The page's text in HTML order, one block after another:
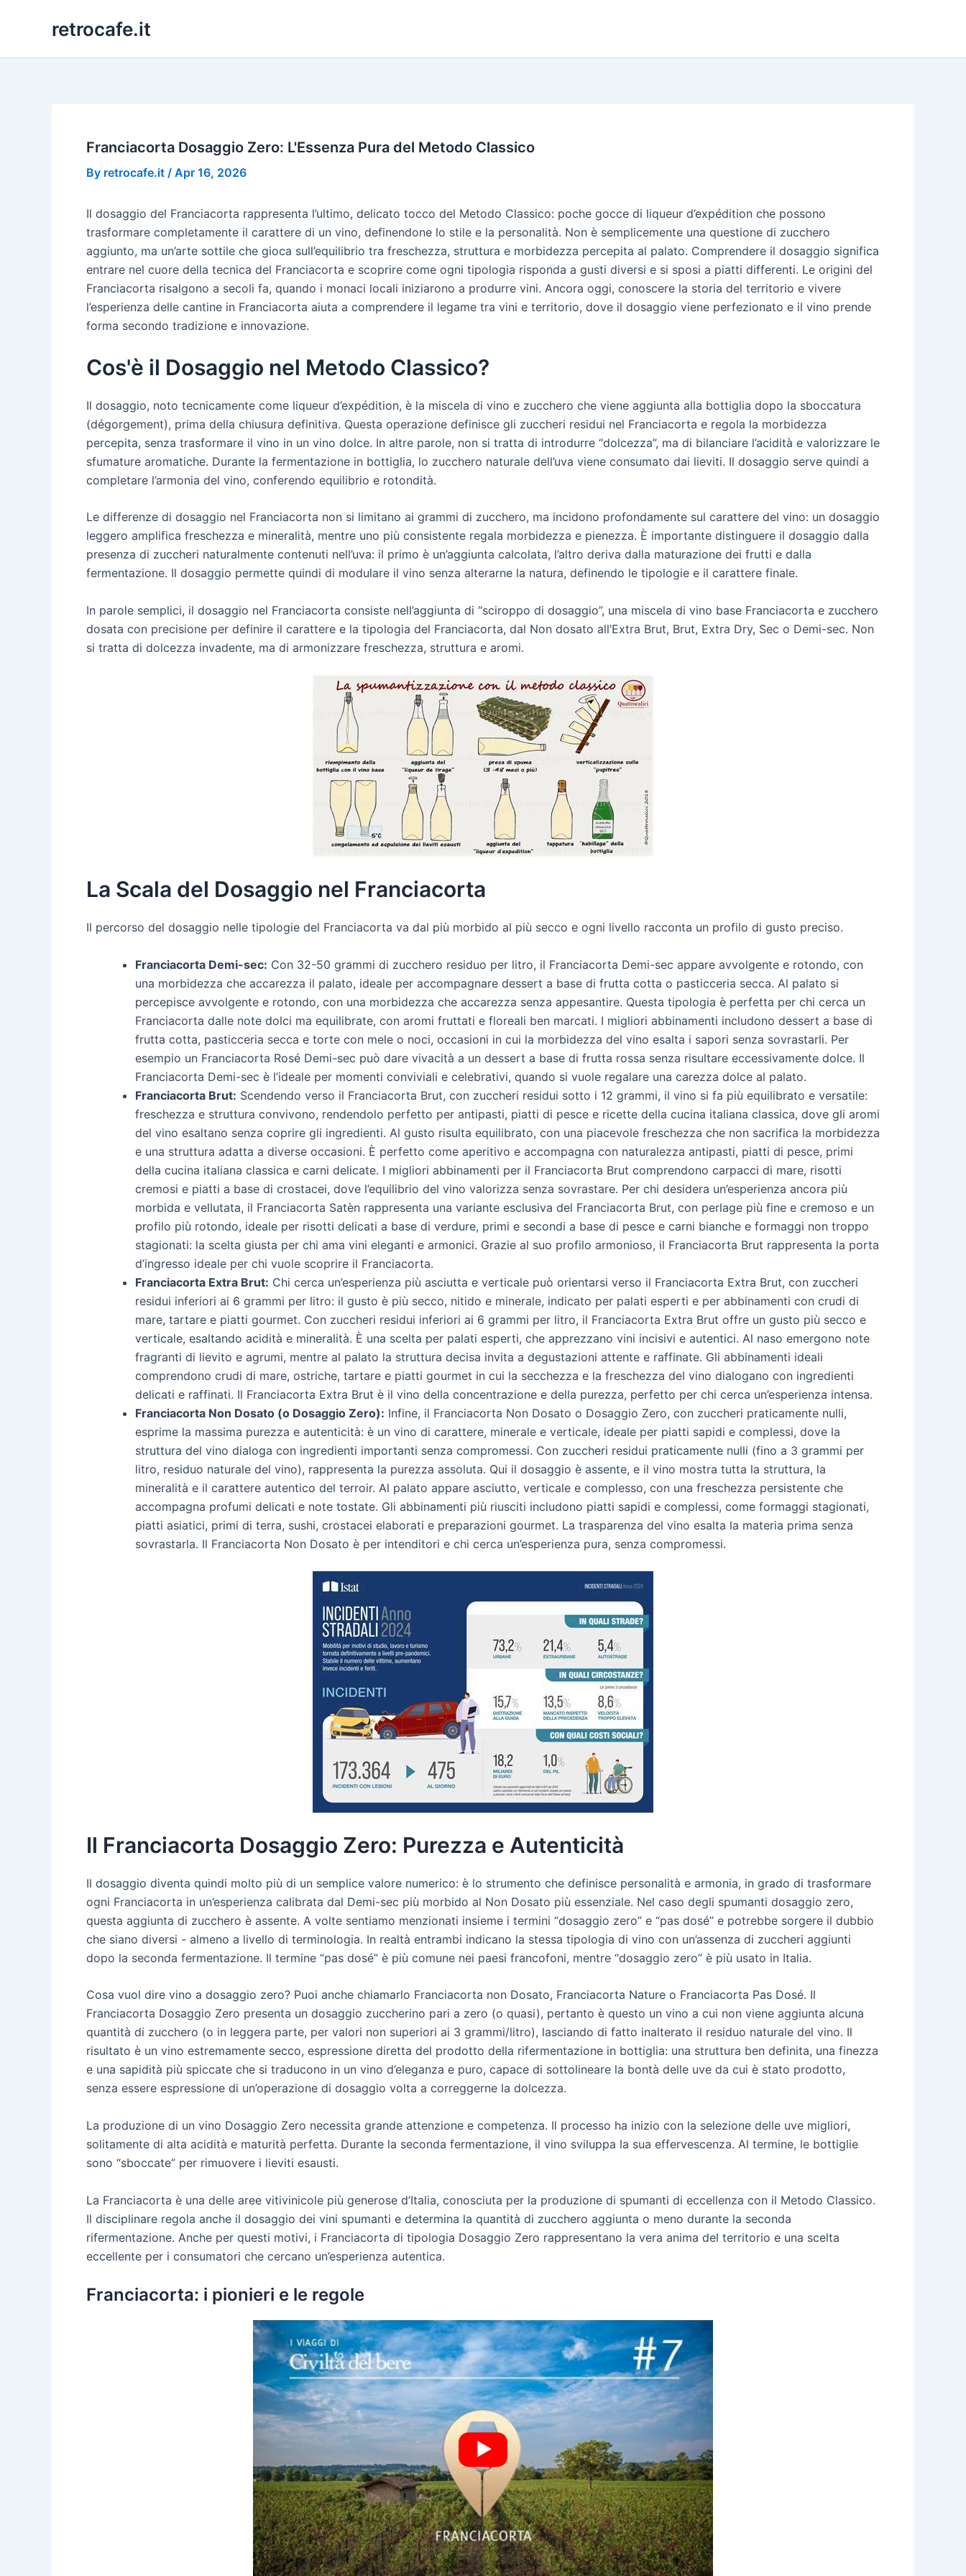
retrocafe.it
Franciacorta Dosaggio Zero: L'Essenza Pura del Metodo Classico
By retrocafe.it / Apr 16, 2026
Il dosaggio del Franciacorta rappresenta l’ultimo, delicato tocco del Metodo Classico: poche gocce di liqueur d’expédition che possono
trasformare completamente il carattere di un vino, definendone lo stile e la personalità. Non è semplicemente una questione di zucchero
aggiunto, ma un’arte sottile che gioca sull’equilibrio tra freschezza, struttura e morbidezza percepita al palato. Comprendere il dosaggio significa
entrare nel cuore della tecnica del Franciacorta e scoprire come ogni tipologia risponda a gusti diversi e si sposi a piatti differenti. Le origini del
Franciacorta risalgono a secoli fa, quando i monaci locali iniziarono a produrre vini. Ancora oggi, conoscere la storia del territorio e vivere
l’esperienza delle cantine in Franciacorta aiuta a comprendere il legame tra vini e territorio, dove il dosaggio viene perfezionato e il vino prende
forma secondo tradizione e innovazione.
Cos'è il Dosaggio nel Metodo Classico?
Il dosaggio, noto tecnicamente come liqueur d’expédition, è la miscela di vino e zucchero che viene aggiunta alla bottiglia dopo la sboccatura
(dégorgement), prima della chiusura definitiva. Questa operazione definisce gli zuccheri residui nel Franciacorta e regola la morbidezza
percepita, senza trasformare il vino in un vino dolce. In altre parole, non si tratta di introdurre “dolcezza”, ma di bilanciare l’acidità e valorizzare le
sfumature aromatiche. Durante la fermentazione in bottiglia, lo zucchero naturale dell’uva viene consumato dai lieviti. Il dosaggio serve quindi a
completare l’armonia del vino, conferendo equilibrio e rotondità.
Le differenze di dosaggio nel Franciacorta non si limitano ai grammi di zucchero, ma incidono profondamente sul carattere del vino: un dosaggio
leggero amplifica freschezza e mineralità, mentre uno più consistente regala morbidezza e pienezza. È importante distinguere il dosaggio dalla
presenza di zuccheri naturalmente contenuti nell’uva: il primo è un’aggiunta calcolata, l’altro deriva dalla maturazione dei frutti e dalla
fermentazione. Il dosaggio permette quindi di modulare il vino senza alterarne la natura, definendo le tipologie e il carattere finale.
In parole semplici, il dosaggio nel Franciacorta consiste nell’aggiunta di “sciroppo di dosaggio”, una miscela di vino base Franciacorta e zucchero
dosata con precisione per definire il carattere e la tipologia del Franciacorta, dal Non dosato all’Extra Brut, Brut, Extra Dry, Sec o Demi-sec. Non
si tratta di dolcezza invadente, ma di armonizzare freschezza, struttura e aromi.
La Scala del Dosaggio nel Franciacorta
Il percorso del dosaggio nelle tipologie del Franciacorta va dal più morbido al più secco e ogni livello racconta un profilo di gusto preciso.
Franciacorta Demi-sec: Con 32-50 grammi di zucchero residuo per litro, il Franciacorta Demi-sec appare avvolgente e rotondo, con
una morbidezza che accarezza il palato, ideale per accompagnare dessert a base di frutta cotta o pasticceria secca. Al palato si
percepisce avvolgente e rotondo, con una morbidezza che accarezza senza appesantire. Questa tipologia è perfetta per chi cerca un
Franciacorta dalle note dolci ma equilibrate, con aromi fruttati e floreali ben marcati. I migliori abbinamenti includono dessert a base di
frutta cotta, pasticceria secca e torte con mele o noci, occasioni in cui la morbidezza del vino esalta i sapori senza sovrastarli. Per
esempio un Franciacorta Rosé Demi-sec può dare vivacità a un dessert a base di frutta rossa senza risultare eccessivamente dolce. Il
Franciacorta Demi-sec è l’ideale per momenti conviviali e celebrativi, quando si vuole regalare una carezza dolce al palato.
Franciacorta Brut: Scendendo verso il Franciacorta Brut, con zuccheri residui sotto i 12 grammi, il vino si fa più equilibrato e versatile:
freschezza e struttura convivono, rendendolo perfetto per antipasti, piatti di pesce e ricette della cucina italiana classica, dove gli aromi
del vino esaltano senza coprire gli ingredienti. Al gusto risulta equilibrato, con una piacevole freschezza che non sacrifica la morbidezza
e una struttura adatta a diverse occasioni. È perfetto come aperitivo e accompagna con naturalezza antipasti, piatti di pesce, primi
della cucina italiana classica e carni delicate. I migliori abbinamenti per il Franciacorta Brut comprendono carpacci di mare, risotti
cremosi e piatti a base di crostacei, dove l’equilibrio del vino valorizza senza sovrastare. Per chi desidera un’esperienza ancora più
morbida e vellutata, il Franciacorta Satèn rappresenta una variante esclusiva del Franciacorta Brut, con perlage più fine e cremoso e un
profilo più rotondo, ideale per risotti delicati a base di verdure, primi e secondi a base di pesce e carni bianche e formaggi non troppo
stagionati: la scelta giusta per chi ama vini eleganti e armonici. Grazie al suo profilo armonioso, il Franciacorta Brut rappresenta la porta
d’ingresso ideale per chi vuole scoprire il Franciacorta.
Franciacorta Extra Brut: Chi cerca un’esperienza più asciutta e verticale può orientarsi verso il Franciacorta Extra Brut, con zuccheri
residui inferiori ai 6 grammi per litro: il gusto è più secco, nitido e minerale, indicato per palati esperti e per abbinamenti con crudi di
mare, tartare e piatti gourmet. Con zuccheri residui inferiori ai 6 grammi per litro, il Franciacorta Extra Brut offre un gusto più secco e
verticale, esaltando acidità e mineralità. È una scelta per palati esperti, che apprezzano vini incisivi e autentici. Al naso emergono note
fragranti di lievito e agrumi, mentre al palato la struttura decisa invita a degustazioni attente e raffinate. Gli abbinamenti ideali
comprendono crudi di mare, ostriche, tartare e piatti gourmet in cui la secchezza e la freschezza del vino dialogano con ingredienti
delicati e raffinati. Il Franciacorta Extra Brut è il vino della concentrazione e della purezza, perfetto per chi cerca un’esperienza intensa.
Franciacorta Non Dosato (o Dosaggio Zero): Infine, il Franciacorta Non Dosato o Dosaggio Zero, con zuccheri praticamente nulli,
esprime la massima purezza e autenticità: è un vino di carattere, minerale e verticale, ideale per piatti sapidi e complessi, dove la
struttura del vino dialoga con ingredienti importanti senza compromessi. Con zuccheri residui praticamente nulli (fino a 3 grammi per
litro, residuo naturale del vino), rappresenta la purezza assoluta. Qui il dosaggio è assente, e il vino mostra tutta la struttura, la
mineralità e il carattere autentico del terroir. Al palato appare asciutto, verticale e complesso, con una freschezza persistente che
accompagna profumi delicati e note tostate. Gli abbinamenti più riusciti includono piatti sapidi e complessi, come formaggi stagionati,
piatti asiatici, primi di terra, sushi, crostacei elaborati e preparazioni gourmet. La trasparenza del vino esalta la materia prima senza
sovrastarla. Il Franciacorta Non Dosato è per intenditori e chi cerca un’esperienza pura, senza compromessi.
Il Franciacorta Dosaggio Zero: Purezza e Autenticità
Il dosaggio diventa quindi molto più di un semplice valore numerico: è lo strumento che definisce personalità e armonia, in grado di trasformare
ogni Franciacorta in un’esperienza calibrata dal Demi-sec più morbido al Non Dosato più essenziale. Nel caso degli spumanti dosaggio zero,
questa aggiunta di zucchero è assente. A volte sentiamo menzionati insieme i termini “dosaggio zero” e “pas dosé” e potrebbe sorgere il dubbio
che siano diversi - almeno a livello di terminologia. In realtà entrambi indicano la stessa tipologia di vino con un’assenza di zuccheri aggiunti
dopo la seconda fermentazione. Il termine “pas dosé” è più comune nei paesi francofoni, mentre “dosaggio zero” è più usato in Italia.
Cosa vuol dire vino a dosaggio zero? Puoi anche chiamarlo Franciacorta non Dosato, Franciacorta Nature o Franciacorta Pas Dosé. Il
Franciacorta Dosaggio Zero presenta un dosaggio zuccherino pari a zero (o quasi), pertanto è questo un vino a cui non viene aggiunta alcuna
quantità di zucchero (o in leggera parte, per valori non superiori ai 3 grammi/litro), lasciando di fatto inalterato il residuo naturale del vino. Il
risultato è un vino estremamente secco, espressione diretta del prodotto della rifermentazione in bottiglia: una struttura ben definita, una finezza
e una sapidità più spiccate che si traducono in un vino d’eleganza e puro, capace di sottolineare la bontà delle uve da cui è stato prodotto,
senza essere espressione di un’operazione di dosaggio volta a correggerne la dolcezza.
La produzione di un vino Dosaggio Zero necessita grande attenzione e competenza. Il processo ha inizio con la selezione delle uve migliori,
solitamente di alta acidità e maturità perfetta. Durante la seconda fermentazione, il vino sviluppa la sua effervescenza. Al termine, le bottiglie
sono “sboccate” per rimuovere i lieviti esausti.
La Franciacorta è una delle aree vitivinicole più generose d’Italia, conosciuta per la produzione di spumanti di eccellenza con il Metodo Classico.
Il disciplinare regola anche il dosaggio dei vini spumanti e determina la quantità di zucchero aggiunta o meno durante la seconda
rifermentazione. Anche per questi motivi, i Franciacorta di tipologia Dosaggio Zero rappresentano la vera anima del territorio e una scelta
eccellente per i consumatori che cercano un’esperienza autentica.
Franciacorta: i pionieri e le regole